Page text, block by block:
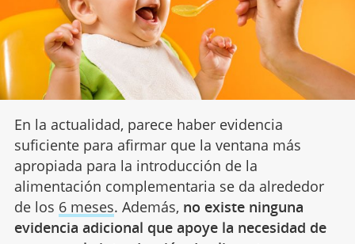
En la actualidad, parece haber evidencia
suficiente para afirmar que la ventana más
apropiada para la introducción de la
alimentación complementaria se da alrededor
de los 6 meses. Además, no existe ninguna
evidencia adicional que apoye la necesidad de